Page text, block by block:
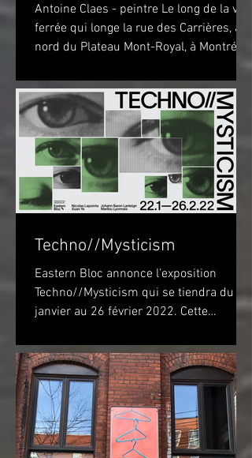
Antoine Claes - peintre Le long de la voie
ferrée qui longe la rue des Carrières, au
nord du Plateau Mont-Royal, à Montréal,
Techno//Mysticism
Eastern Bloc annonce l’exposition
Techno//Mysticism qui se tiendra du 22
janvier au 26 février 2022. Cette